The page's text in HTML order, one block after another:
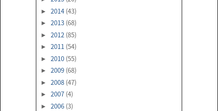
► 2014 (43)
► 2013 (68)
► 2012 (85)
► 2011 (54)
► 2010 (55)
► 2009 (68)
► 2008 (47)
► 2007 (4)
► 2006 (3)